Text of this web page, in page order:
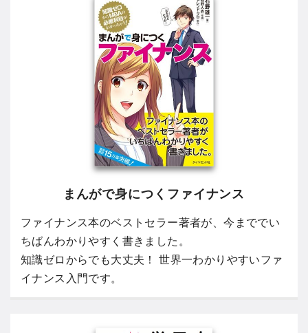
まんがで身につくファイナンス
ファイナンス本のベストセラー著者が、今まででい
ちばんわかりやすく書きました。
知識ゼロからでも大丈夫！ 世界一わかりやすいファ
イナンス入門です。